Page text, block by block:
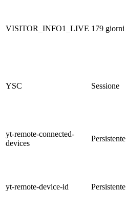
VISITOR_INFO1_LIVE 179 giorni
YSC Sessione
yt-remote-connected-
devices
Persistente
yt-remote-device-id Persistente